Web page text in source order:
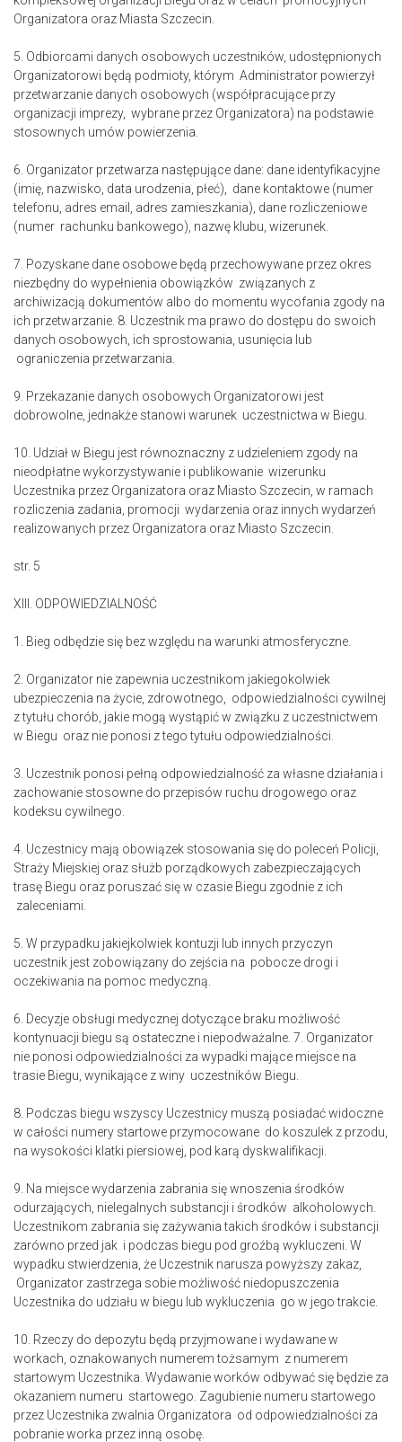
Organizatora oraz Miasta Szczecin.
5. Odbiorcami danych osobowych uczestników, udostępnionych
Organizatorowi będą podmioty, którym Administrator powierzył
przetwarzanie danych osobowych (współpracujące przy
organizacji imprezy, wybrane przez Organizatora) na podstawie
stosownych umów powierzenia.
6. Organizator przetwarza następujące dane: dane identyfikacyjne
(imię, nazwisko, data urodzenia, płeć), dane kontaktowe (numer
telefonu, adres email, adres zamieszkania), dane rozliczeniowe
(numer rachunku bankowego), nazwę klubu, wizerunek.
7. Pozyskane dane osobowe będą przechowywane przez okres
niezbędny do wypełnienia obowiązków związanych z
archiwizacją dokumentów albo do momentu wycofania zgody na
ich przetwarzanie. 8. Uczestnik ma prawo do dostępu do swoich
danych osobowych, ich sprostowania, usunięcia lub
ograniczenia przetwarzania.
9. Przekazanie danych osobowych Organizatorowi jest
dobrowolne, jednakże stanowi warunek uczestnictwa w Biegu.
10. Udział w Biegu jest równoznaczny z udzieleniem zgody na
nieodpłatne wykorzystywanie i publikowanie wizerunku
Uczestnika przez Organizatora oraz Miasto Szczecin, w ramach
rozliczenia zadania, promocji wydarzenia oraz innych wydarzeń
realizowanych przez Organizatora oraz Miasto Szczecin.
str. 5
XIII. ODPOWIEDZIALNOŚĆ
1. Bieg odbędzie się bez względu na warunki atmosferyczne.
2. Organizator nie zapewnia uczestnikom jakiegokolwiek
ubezpieczenia na życie, zdrowotnego, odpowiedzialności cywilnej
z tytułu chorób, jakie mogą wystąpić w związku z uczestnictwem
w Biegu oraz nie ponosi z tego tytułu odpowiedzialności.
3. Uczestnik ponosi pełną odpowiedzialność za własne działania i
zachowanie stosowne do przepisów ruchu drogowego oraz
kodeksu cywilnego.
4. Uczestnicy mają obowiązek stosowania się do poleceń Policji,
Straży Miejskiej oraz służb porządkowych zabezpieczających
trasę Biegu oraz poruszać się w czasie Biegu zgodnie z ich
zaleceniami.
5. W przypadku jakiejkolwiek kontuzji lub innych przyczyn
uczestnik jest zobowiązany do zejścia na pobocze drogi i
oczekiwania na pomoc medyczną.
6. Decyzje obsługi medycznej dotyczące braku możliwość
kontynuacji biegu są ostateczne i niepodważalne. 7. Organizator
nie ponosi odpowiedzialności za wypadki mające miejsce na
trasie Biegu, wynikające z winy uczestników Biegu.
8. Podczas biegu wszyscy Uczestnicy muszą posiadać widoczne
w całości numery startowe przymocowane do koszulek z przodu,
na wysokości klatki piersiowej, pod karą dyskwalifikacji.
9. Na miejsce wydarzenia zabrania się wnoszenia środków
odurzających, nielegalnych substancji i środków alkoholowych.
Uczestnikom zabrania się zażywania takich środków i substancji
zarówno przed jak i podczas biegu pod groźbą wykluczeni. W
wypadku stwierdzenia, że Uczestnik narusza powyższy zakaz,
Organizator zastrzega sobie możliwość niedopuszczenia
Uczestnika do udziału w biegu lub wykluczenia go w jego trakcie.
10. Rzeczy do depozytu będą przyjmowane i wydawane w
workach, oznakowanych numerem tożsamym z numerem
startowym Uczestnika. Wydawanie worków odbywać się będzie za
okazaniem numeru startowego. Zagubienie numeru startowego
przez Uczestnika zwalnia Organizatora od odpowiedzialności za
pobranie worka przez inną osobę.